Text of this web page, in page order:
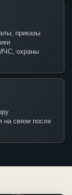
приказы
охраны
на связи после